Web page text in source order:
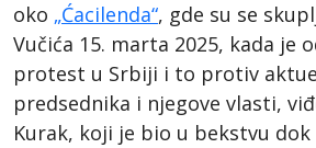
oko „Ćacilenda“, gde su se
Vučića 15. marta 2025, kada je
protest u Srbiji i to protiv
predsednika i njegove vlasti,
Kurak, koji je bio u bekstvu